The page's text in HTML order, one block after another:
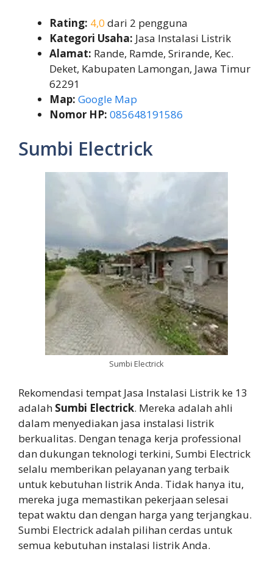
Rating: 4,0 dari 2 pengguna
Kategori Usaha: Jasa Instalasi Listrik
Alamat: Rande, Ramde, Srirande, Kec.
Deket, Kabupaten Lamongan, Jawa Timur
62291
Map: Google Map
Nomor HP: 085648191586
Sumbi Electrick
Sumbi Electrick
Rekomendasi tempat Jasa Instalasi Listrik ke 13
adalah Sumbi Electrick. Mereka adalah ahli
dalam menyediakan jasa instalasi listrik
berkualitas. Dengan tenaga kerja professional
dan dukungan teknologi terkini, Sumbi Electrick
selalu memberikan pelayanan yang terbaik
untuk kebutuhan listrik Anda. Tidak hanya itu,
mereka juga memastikan pekerjaan selesai
tepat waktu dan dengan harga yang terjangkau.
Sumbi Electrick adalah pilihan cerdas untuk
semua kebutuhan instalasi listrik Anda.